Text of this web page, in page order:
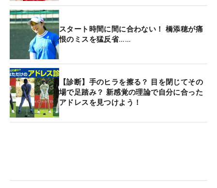
スタート時間に間に合わない！ 橋添穂が痛
恨のミスを猛反省……
【診断】手のヒラを擦る？ 目を閉じてその
場で足踏み？ 新感覚の理論で自分に合った
アドレスを見つけよう！